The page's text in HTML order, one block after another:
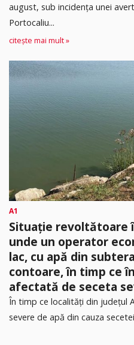
august, sub incidența unei
Portocaliu...
citește mai mult »
A1
Situație revoltătoare
unde un operator
lac, cu apă din
contoare, în timp ce
afectată de seceta
În timp ce localități din județul
severe de apă din cauza